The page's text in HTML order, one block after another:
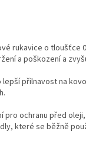
rukavice o tloušťce
a poškození a
přilnavost na
pro ochranu před
které se běžně